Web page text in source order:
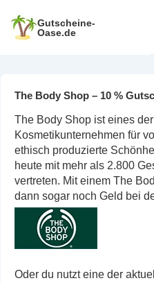
Zum
Inhalt
Gutscheine-
Oase.de
The Body Shop – 10 %
The Body Shop ist eines
Kosmetikunternehmen für
ethisch produzierte
heute mit mehr als 2.800
vertreten. Mit einem The
dann sogar noch Geld bei
Oder du nutzt eine der